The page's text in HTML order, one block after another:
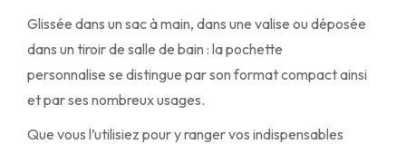
Glissée dans un sac à main, dans une valise ou déposée
dans un tiroir de salle de bain : la pochette
personnalise se distingue par son format compact ainsi
et par ses nombreux usages.
Que vous l’utilisiez pour y ranger vos indispensables